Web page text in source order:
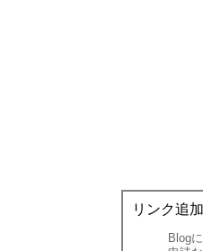
リンク追加
Blog